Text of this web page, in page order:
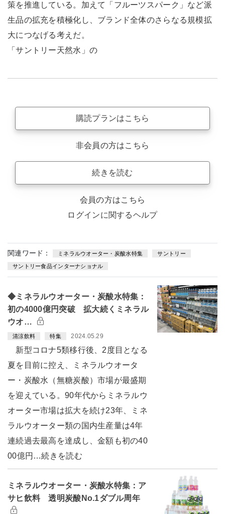
策を推進している。加えて「フルーツスパーク」など派
生品の拡充を積極化し、ブランド全体のさらなる規模拡
大につなげる考えだ。
「サントリー天然水」の
購読プランはこちら
非会員の方はこちら
続きを読む
会員の方はこちら
ログインに関するヘルプ
関連ワード： ミネラルウオーター・炭酸水特集 サントリー
サントリー食品インターナショナル
◆ミネラルウオーター・炭酸水特集：
初の4000億円突破 拡大続くミネラル
ウオ…
清涼飲料 特集 2024.05.29
新型コロナ5類移行後、2度目となる
夏を目前に控え、ミネラルウオータ
ー・炭酸水（無糖炭酸）市場が最盛期
を迎えている。90年代からミネラルウ
オーター市場は拡大を続け23年、ミネ
ラルウオーター類の国内生産量は4年
連続過去最高を達成し、金額も初の40
00億円…続きを読む
ミネラルウオーター・炭酸水特集：ア
サヒ飲料 透明炭酸No.1ダブル周年